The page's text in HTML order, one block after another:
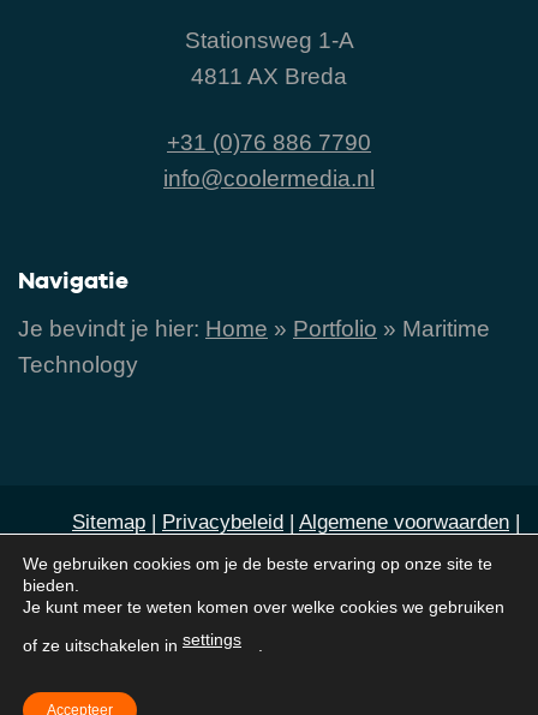
Stationsweg 1-A
4811 AX Breda
+31 (0)76 886 7790
info@coolermedia.nl
Navigatie
Je bevindt je hier: Home » Portfolio » Maritime
Technology
Sitemap | Privacybeleid | Algemene voorwaarden |
Contact
© 2011-2026 Cooler Media. Cooler Media is door
klanten beoordeeld met
een 9,4 / 10 op basis van
We gebruiken cookies om je de beste ervaring op onze site te
bieden.
Je kunt meer te weten komen over welke cookies we gebruiken
of ze uitschakelen in settings .
Accepteer